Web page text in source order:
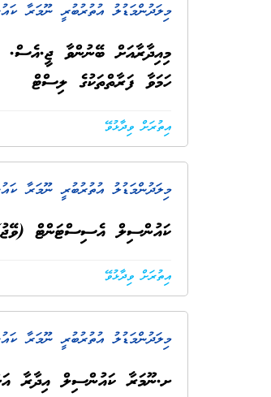
މިލަދުންމަޑުލު އުތުރުބުރީ ނޫމަރާ
ހަމަވާ ފަރާތްތަކުގެ ލިސްޓް
އިތުރަށް ވިދާޅުވޭ
މިލަދުންމަޑުލު އުތުރުބުރީ ނޫމަރާ
ކައުންސިލް އެސިސްޓަންޓް
އިތުރަށް ވިދާޅުވޭ
މިލަދުންމަޑުލު އުތުރުބުރީ ނޫމަރާ
ށ.ނޫމަރާ ކައުންސިލް އިދާރާ